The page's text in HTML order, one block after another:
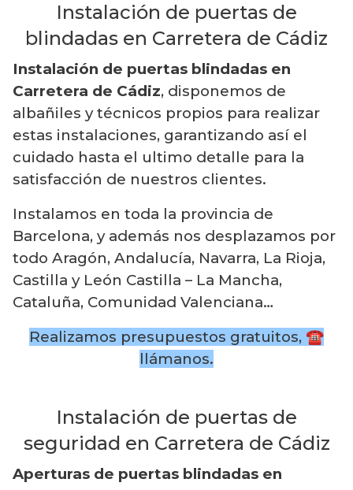
Instalación de puertas de
blindadas en Carretera de Cádiz
Instalación de puertas blindadas en
Carretera de Cádiz, disponemos de
albañiles y técnicos propios para realizar
estas instalaciones, garantizando así el
cuidado hasta el ultimo detalle para la
satisfacción de nuestros clientes.
Instalamos en toda la provincia de
Barcelona, y además nos desplazamos por
todo Aragón, Andalucía, Navarra, La Rioja,
Castilla y León Castilla – La Mancha,
Cataluña, Comunidad Valenciana…
Realizamos presupuestos gratuitos, ☎️
llámanos.
Instalación de puertas de
seguridad en Carretera de Cádiz
Aperturas de puertas blindadas en